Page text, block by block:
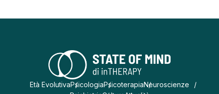
Età EvolutivaPsicologiaPsicoterapiaNeuroscienze